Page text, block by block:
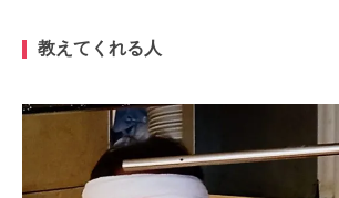
教えてくれる人